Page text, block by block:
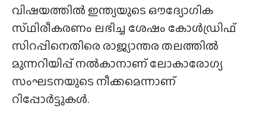
വിഷയത്തിൽ ഇന്ത്യയുടെ ഔദ്യോഗിക
സ്‌ഥിരീകരണം ലഭിച്ച ശേഷം കോൾഡ്രിഫ്
സിറപ്പിനെതിരെ രാജ്യാന്തര തലത്തിൽ
മുന്നറിയിപ്പ് നൽകാനാണ് ലോകാരോഗ്യ
സംഘടനയുടെ നീക്കമെന്നാണ്
റിപ്പോർട്ടുകൾ.